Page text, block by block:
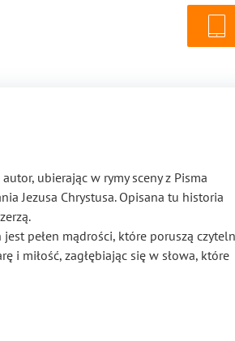
ubierając w rymy sceny z Pisma
Jezusa Chrystusa. Opisana tu historia
pełen mądrości, które poruszą
i miłość, zagłębiając się w słowa, które